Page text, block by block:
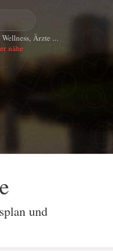
Ärzte ...
nähe
und